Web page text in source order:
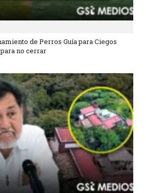
de Perros Guía para Ciegos
no cerrar